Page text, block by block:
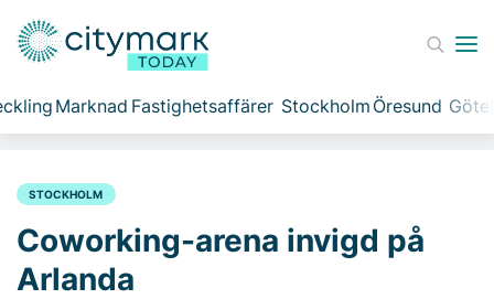
Marknad Fastighetsaffärer Stockholm Öresund
STOCKHOLM
Coworking-arena invigd på
Arlanda